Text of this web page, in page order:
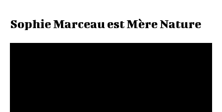
Sophie Marceau est Mère Nature